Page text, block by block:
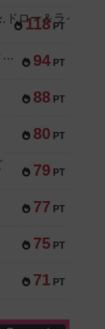
118 PT
ー＆ライト
94 PT
ファースト・イン・フライト
88 PT
80 PT
79 PT
77 PT
75 PT
71 PT